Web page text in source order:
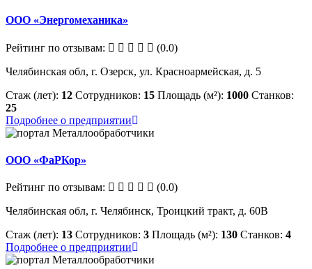
ООО «Энергомеханика»
Рейтинг по отзывам:
(0.0)
Челябинская обл, г. Озерск, ул. Красноармейская, д. 5
Стаж (лет): 12 Сотрудников: 15 Площадь (м²): 1000 Станков:
25
Подробнее о предприятии
ООО «ФаРКор»
Рейтинг по отзывам:
(0.0)
Челябинская обл, г. Челябинск, Троицкий тракт, д. 60В
Стаж (лет): 13 Сотрудников: 3 Площадь (м²): 130 Станков: 4
Подробнее о предприятии